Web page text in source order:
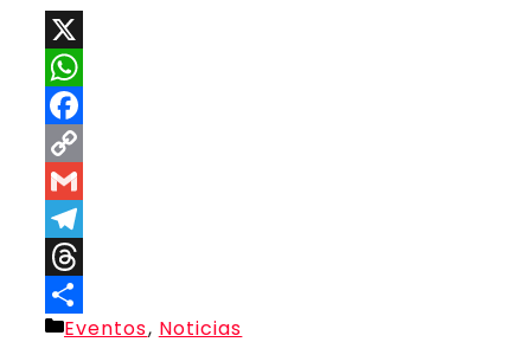
X
WhatsApp
Facebook
Copy
Link
Gmail
Telegram
Threads
Compartir
Categorías
Eventos, Noticias